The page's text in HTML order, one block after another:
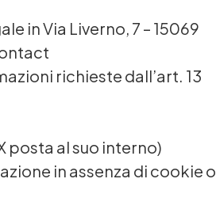
in Via Liverno, 7 – 15069
richieste dall’art. 13
posta al suo interno)
in assenza di cookie o